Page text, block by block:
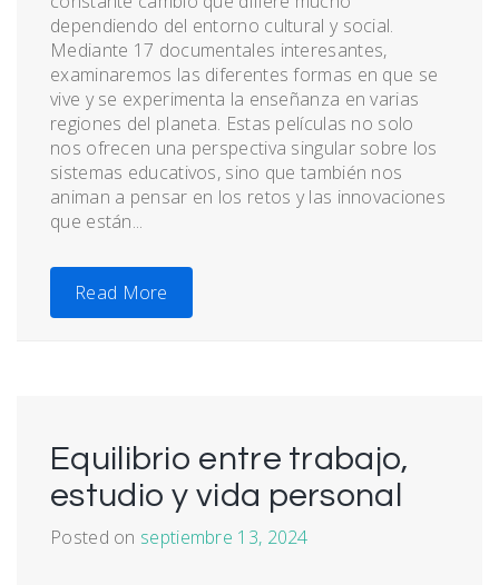
dependiendo del entorno cultural y social.
Mediante 17 documentales interesantes,
examinaremos las diferentes formas en que se
vive y se experimenta la enseñanza en varias
regiones del planeta. Estas películas no solo
nos ofrecen una perspectiva singular sobre los
sistemas educativos, sino que también nos
animan a pensar en los retos y las innovaciones
que están...
Read More
Equilibrio entre trabajo,
estudio y vida personal
Posted on septiembre 13, 2024